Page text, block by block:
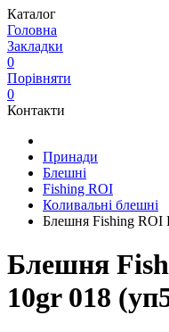
Каталог
Головна
Закладки
0
Порівняти
0
Контакти
Принади
Блешні
Fishing ROI
Коливальні блешні
Блешня Fishing ROI
Блешня
10gr 018